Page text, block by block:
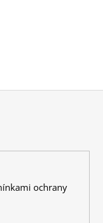
ochrany